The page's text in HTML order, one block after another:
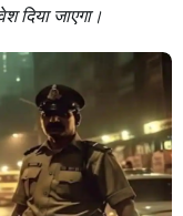
दिया जाएगा।